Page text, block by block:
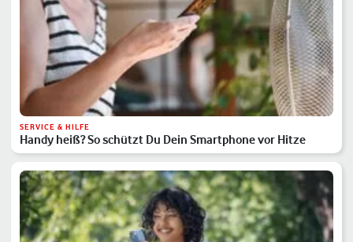
SERVICE & HILFE
Handy heiß? So schützt Du Dein Smartphone vor Hitze